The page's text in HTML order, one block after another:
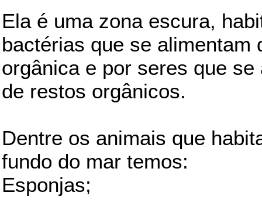
Ela é uma zona escura,
bactérias que se alimentam
orgânica e por seres que se
de restos orgânicos.
Dentre os animais que
fundo do mar temos:
Esponjas;